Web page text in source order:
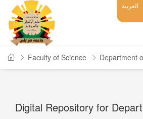
العربية
Faculty of Science Department
Digital Repository for